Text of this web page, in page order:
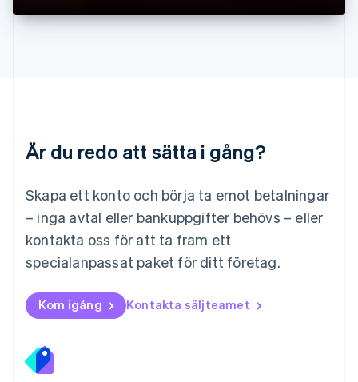
Är du redo att sätta i gång?
Skapa ett konto och börja ta emot betalningar
– inga avtal eller bankuppgifter behövs – eller
kontakta oss för att ta fram ett
specialanpassat paket för ditt företag.
Kom igång Kontakta säljteamet
Luxemburg
Nederländerna
Norge
English
Nya Zeeland
English
English
Português English
Rumänien
Schweiz
Deutsch